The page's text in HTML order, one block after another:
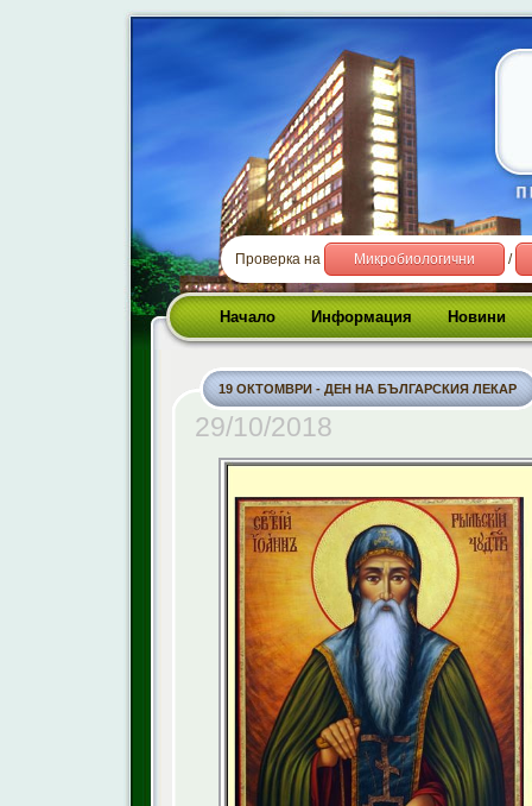
Проверка на Микробиологични /
Начало Информация Новини
19 ОКТОМВРИ - ДЕН НА БЪЛГАРСКИЯ ЛЕКАР
29/10/2018